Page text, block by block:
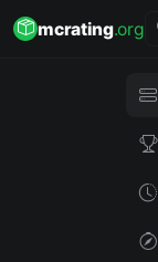
mcrating.org